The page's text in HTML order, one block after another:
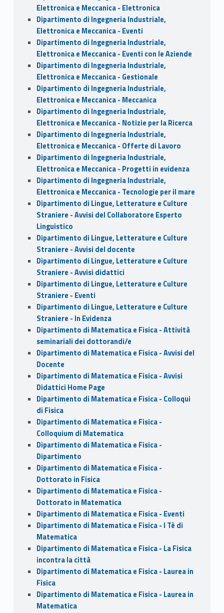
Elettronica e Meccanica - Elettronica
Dipartimento di Ingegneria Industriale,
Elettronica e Meccanica - Eventi
Dipartimento di Ingegneria Industriale,
Elettronica e Meccanica - Eventi con le Aziende
Dipartimento di Ingegneria Industriale,
Elettronica e Meccanica - Gestionale
Dipartimento di Ingegneria Industriale,
Elettronica e Meccanica - Meccanica
Dipartimento di Ingegneria Industriale,
Elettronica e Meccanica - Notizie per la Ricerca
Dipartimento di Ingegneria Industriale,
Elettronica e Meccanica - Offerte di Lavoro
Dipartimento di Ingegneria Industriale,
Elettronica e Meccanica - Progetti in evidenza
Dipartimento di Ingegneria Industriale,
Elettronica e Meccanica - Tecnologie per il mare
Dipartimento di Lingue, Letterature e Culture
Straniere - Avvisi del Collaboratore Esperto
Linguistico
Dipartimento di Lingue, Letterature e Culture
Straniere - Avvisi del docente
Dipartimento di Lingue, Letterature e Culture
Straniere - Avvisi didattici
Dipartimento di Lingue, Letterature e Culture
Straniere - Eventi
Dipartimento di Lingue, Letterature e Culture
Straniere - In Evidenza
Dipartimento di Matematica e Fisica - Attività
seminariali dei dottorandi/e
Dipartimento di Matematica e Fisica - Avvisi del
Docente
Dipartimento di Matematica e Fisica - Avvisi
Didattici Home Page
Dipartimento di Matematica e Fisica - Colloqui
di Fisica
Dipartimento di Matematica e Fisica -
Colloquium di Matematica
Dipartimento di Matematica e Fisica -
Dipartimento
Dipartimento di Matematica e Fisica -
Dottorato in Fisica
Dipartimento di Matematica e Fisica -
Dottorato in Matematica
Dipartimento di Matematica e Fisica - Eventi
Dipartimento di Matematica e Fisica - I Tè di
Matematica
Dipartimento di Matematica e Fisica - La Fisica
incontra la città
Dipartimento di Matematica e Fisica - Laurea in
Fisica
Dipartimento di Matematica e Fisica - Laurea in
Matematica